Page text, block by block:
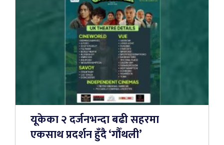
यूकेका २ दर्जनभन्दा बढी सहरमा
एकसाथ प्रदर्शन हुँदै ‘गौँथली’